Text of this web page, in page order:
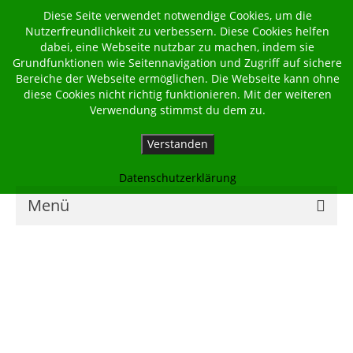
Menü
Diese Seite verwendet notwendige Cookies, um die
Nutzerfreundlichkeit zu verbessern. Diese Cookies helfen
dabei, eine Webseite nutzbar zu machen, indem sie
Grundfunktionen wie Seitennavigation und Zugriff auf sichere
Bereiche der Webseite ermöglichen. Die Webseite kann ohne
diese Cookies nicht richtig funktionieren. Mit der weiteren
Verwendung stimmst du dem zu.
Verstanden
Datenschutzerklärung